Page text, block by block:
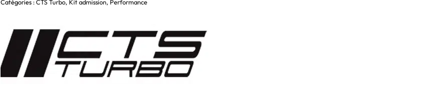
Catégories :CTS Turbo, Kit admission, Performance